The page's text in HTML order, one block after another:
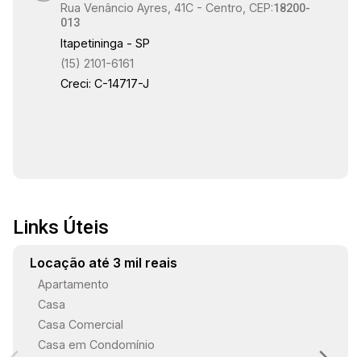
Rua Venâncio Ayres, 41C - Centro, CEP:18200-
013
Itapetininga - SP
(15) 2101-6161
Creci: C-14717-J
Links Úteis
Locação até 3 mil reais
Apartamento
Casa
Casa Comercial
Casa em Condomínio